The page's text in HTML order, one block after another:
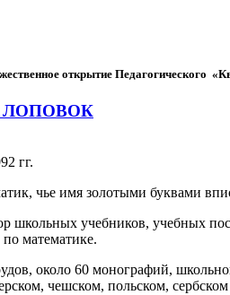
открытие
гг.
чье имя золотыми буквами
школьных учебников, учебных
математике.
около 60 монографий,
чешском, польском,